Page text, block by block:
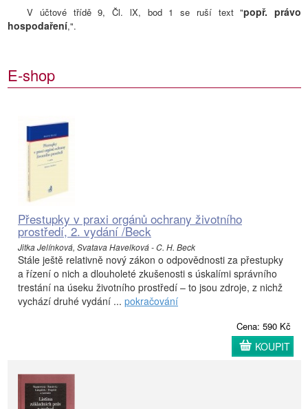
V účtové třídě 9, Čl. lX, bod 1 se ruší text "popř. právo
hospodaření,".
E-shop
Přestupky v praxi orgánů ochrany životního
prostředí, 2. vydání /Beck
Jitka Jelínková, Svatava Havelková - C. H. Beck
Stále ještě relativně nový zákon o odpovědnosti za přestupky
a řízení o nich a dlouholeté zkušenosti s úskalími správního
trestání na úseku životního prostředí – to jsou zdroje, z nichž
vychází druhé vydání ... pokračování
Cena: 590 Kč
KOUPIT